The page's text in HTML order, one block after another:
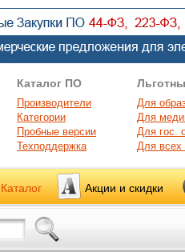
Каталог ПО
Производители
Категории
Пробные версии
Техподдержка
Для
Для
Для гос.
Для
Каталог Акции и скидки